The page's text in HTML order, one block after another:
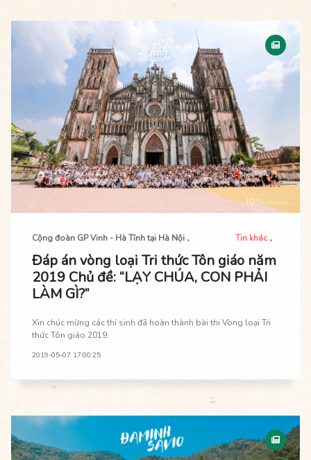
Cộng đoàn GP Vinh - Hà Tĩnh tại Hà Nội Tin khác
Đáp án vòng loại Tri thức Tôn giáo năm
2019 Chủ đề: “LẠY CHÚA, CON PHẢI
LÀM GÌ?”
Xin chúc mừng các thí sinh đã hoàn thành bài thi Vòng loại Tri
thức Tôn giáo 2019.
2019-05-07 17:00:25